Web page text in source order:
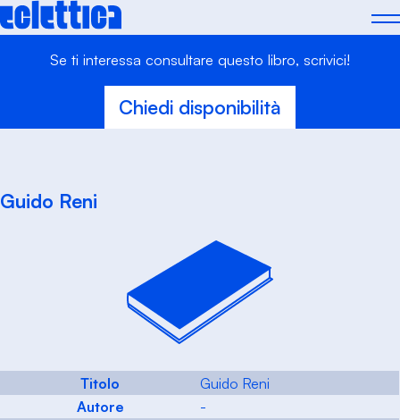
Skip
to
Se ti interessa consultare questo libro, scrivici!
Chiedi disponibilità
Guido Reni
Titolo
Guido Reni
Autore
-